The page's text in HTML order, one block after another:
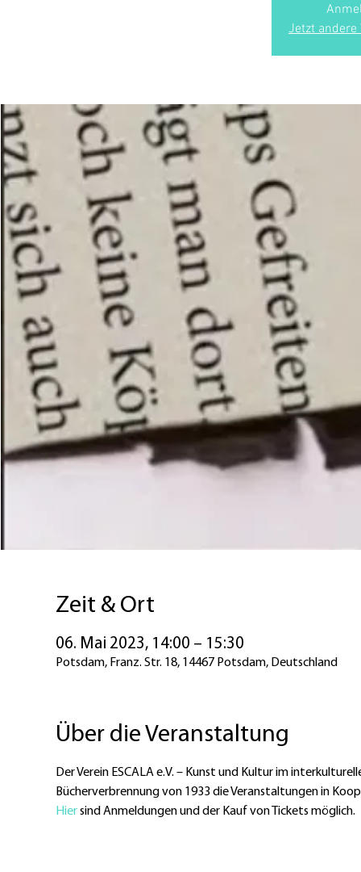
Jetzt andere
Zeit & Ort
06. Mai 2023, 14:00 – 15:30
Potsdam, Franz. Str. 18, 14467 Potsdam, Deutschland
Über die Veranstaltung
Der Verein ESCALA e.V. – Kunst und Kultur im
Bücherverbrennung von 1933 die Veranstaltungen in
Hier sind Anmeldungen und der Kauf von Tickets möglich.